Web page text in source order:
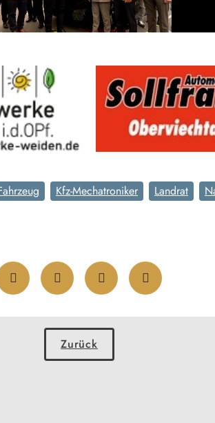
Kfz-Mechatroniker Landrat
Zurück